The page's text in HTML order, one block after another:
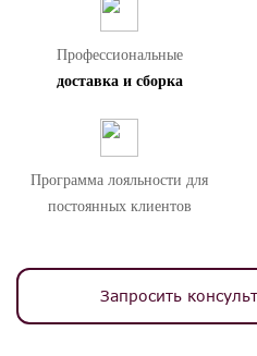
Профессиональные
доставка и сборка
Программа лояльности для
постоянных клиентов
Запросить